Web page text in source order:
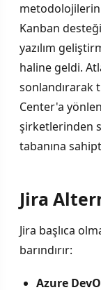
Kanban
yazılım
haline geldi.
sonlandırarak
Center'a
şirketlerinden
tabanına
Jira
Jira başlıca
barındırır:
Azure